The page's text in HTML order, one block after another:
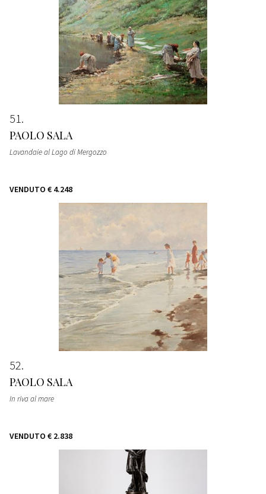
51
PAOLO SALA
Lavandaie al Lago di Mergozzo
VENDUTO € 4.248
52
PAOLO SALA
In riva al mare
VENDUTO € 2.838